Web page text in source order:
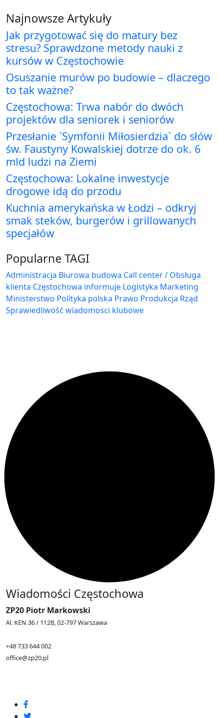
Najnowsze Artykuły
Jak przygotować się do matury bez
stresu? Sprawdzone metody nauki z
kursów w Częstochowie
Osuszanie murów po budowie – dlaczego
to tak ważne?
Częstochowa: Trwa nabór do dwóch
projektów dla seniorek i seniorów
Przesłanie `Symfonii Miłosierdzia` do słów
św. Faustyny Kowalskiej dotrze do ok. 6
mld ludzi na Ziemi
Częstochowa: Lokalne inwestycje
drogowe idą do przodu
Kuchnia amerykańska w Łodzi – odkryj
smak steków, burgerów i grillowanych
specjałów
Popularne TAGI
Administracja Biurowa budowa Call center / Obsługa
klienta Częstochowa informuje Logistyka Marketing
Ministerstwo Polityka polska Prawo Produkcja Rząd
Sprawiedliwość wiadomosci klubowe
Wiadomości Częstochowa
ZP20 Piotr Markowski
Al. KEN 36 / 112B, 02-797 Warszawa
+48 733 644 002
office@zp20.pl